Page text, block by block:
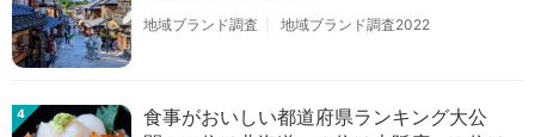
地域ブランド調査 地域ブランド調査2022
4
食事がおいしい都道府県ランキング大公